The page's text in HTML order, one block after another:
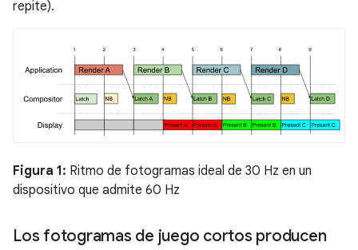
repite).
Figura 1: Ritmo de fotogramas ideal de 30 Hz en un
dispositivo que admite 60 Hz
Los fotogramas de juego cortos producen